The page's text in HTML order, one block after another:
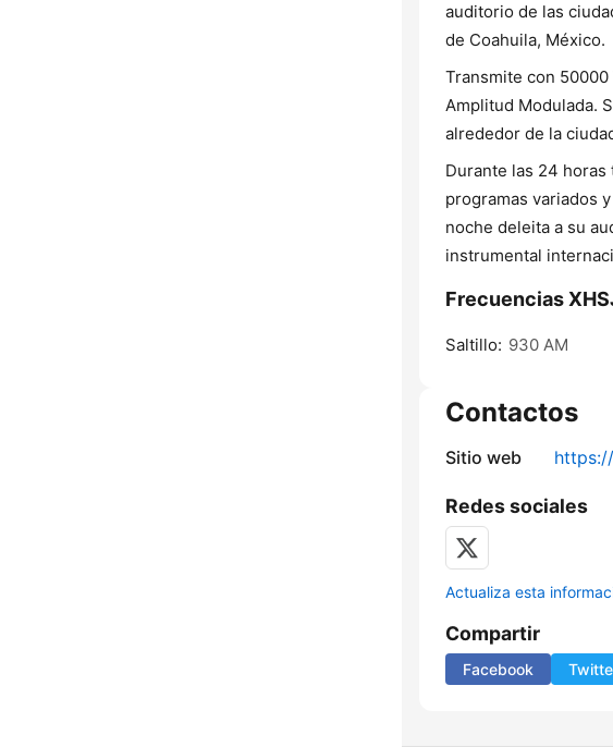
auditorio de las
de Coahuila, México.
Transmite con 50000
Amplitud Modulada.
alrededor de la
Durante las 24
programas variados
noche deleita a su
instrumental
Frecuencias
Saltillo: 930 AM
Contactos
Sitio web
Redes sociales
Actualiza esta
Compartir
Facebook